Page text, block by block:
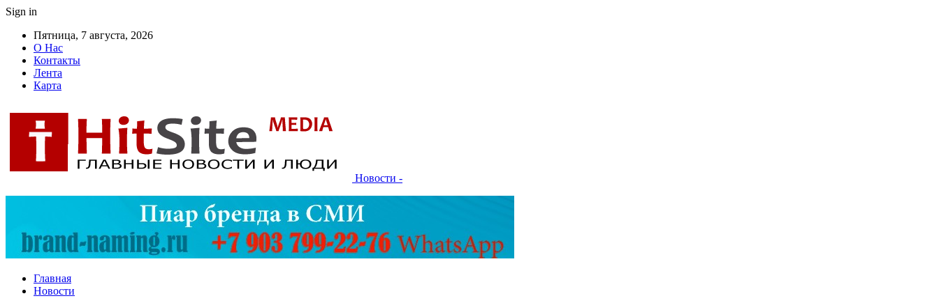
Sign in
Пятница, 7 августа, 2026
О Нас
Контакты
Лента
Карта
Новости -
Главная
Новости